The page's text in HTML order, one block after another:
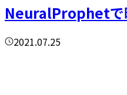
NeuralProphetで
2021.07.25